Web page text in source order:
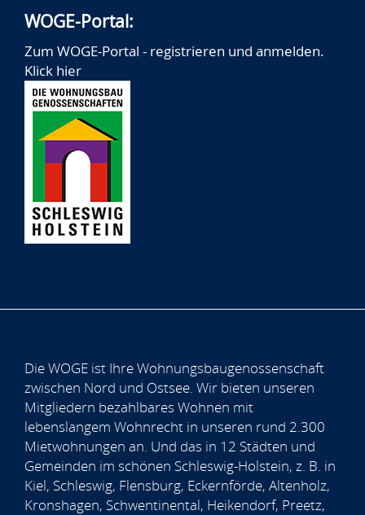
WOGE-Portal:
Zum WOGE-Portal - registrieren und anmelden.
Klick hier
Die WOGE ist Ihre Wohnungsbaugenossenschaft
zwischen Nord und Ostsee. Wir bieten unseren
Mitgliedern bezahlbares Wohnen mit
lebenslangem Wohnrecht in unseren rund 2.300
Mietwohnungen an. Und das in 12 Städten und
Gemeinden im schönen Schleswig-Holstein, z. B. in
Kiel, Schleswig, Flensburg, Eckernförde, Altenholz,
Kronshagen, Schwentinental, Heikendorf, Preetz,